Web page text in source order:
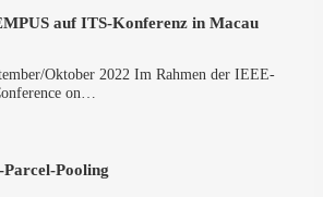
auf ITS-Konferenz in Macau
Oktober 2022 Im Rah­men der IEEE-
on…
Parcel-Pooling